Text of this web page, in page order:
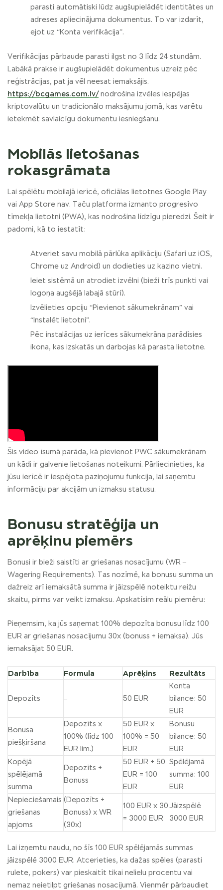
parasti automātiski lūdz augšupielādēt identitātes un
adreses apliecinājuma dokumentus. To var izdarīt,
ejot uz “Konta verifikācija”.
Verifikācijas pārbaude parasti ilgst no 3 līdz 24 stundām.
Labākā prakse ir augšupielādēt dokumentus uzreiz pēc
reģistrācijas, pat ja vēl neesat iemaksājis.
https://bcgames.com.lv/nodrošina izvēles iespējas
kriptovalūtu un tradicionālo maksājumu jomā, kas varētu
ietekmēt savlaicīgu dokumentu iesniegšanu.
Mobilās lietošanas
rokasgrāmata
Lai spēlētu mobilajā ierīcē, oficiālas lietotnes Google Play
vai App Store nav. Taču platforma izmanto progresīvo
tīmekļa lietotni (PWA), kas nodrošina līdzīgu pieredzi. Šeit ir
padomi, kā to iestatīt:
Atveriet savu mobilā pārlūka aplikāciju (Safari uz iOS,
Chrome uz Android) un dodieties uz kazino vietni.
Ieiet sistēmā un atrodiet izvēlni (bieži trīs punkti vai
logoņa augšējā labajā stūrī).
Izvēlieties opciju “Pievienot sākumekrānam” vai
“Instalēt lietotni”.
Pēc instalācijas uz ierīces sākumekrāna parādīsies
ikona, kas izskatās un darbojas kā parasta lietotne.
Šis video īsumā parāda, kā pievienot PWC sākumekrānam
un kādi ir galvenie lietošanas noteikumi. Pārliecinieties, ka
jūsu ierīcē ir iespējota paziņojumu funkcija, lai saņemtu
informāciju par akcijām un izmaksu statusu.
Bonusu stratēģija un
aprēķinu piemērs
Bonusi ir bieži saistīti ar griešanas nosacījumu (WR –
Wagering Requirements). Tas nozīmē, ka bonusu summa un
dažreiz arī iemaksātā summa ir jāizspēlē noteiktu reižu
skaitu, pirms var veikt izmaksu. Apskatīsim reālu piemēru:
Pieņemsim, ka jūs saņemat 100% depozīta bonusu līdz 100
EUR ar griešanas nosacījumu 30x (bonuss + iemaksa). Jūs
iemaksājat 50 EUR.
Darbība Formula Aprēķins Rezultāts
Depozīts – 50 EUR
Konta
bilance: 50
EUR
Bonusa
piešķiršana
Depozīts x
100% (līdz 100
EUR lim.)
50 EUR x
100% = 50
EUR
Bonusu
bilance: 50
EUR
Kopējā
spēlējamā
summa
Depozīts +
Bonuss
50 EUR + 50
EUR = 100
EUR
Spēlējamā
summa: 100
EUR
Nepieciešamais
griešanas
apjoms
(Depozīts +
Bonuss) x WR
(30x)
100 EUR x 30
= 3000 EUR
Jāizspēlē
3000 EUR
Lai izņemtu naudu, no šīs 100 EUR spēlējamās summas
jāizspēlē 3000 EUR. Atcerieties, ka dažas spēles (parasti
rulete, pokers) var pieskaitīt tikai nelielu procentu vai
nemaz neietilpt griešanas nosacījumā. Vienmēr pārbaudiet